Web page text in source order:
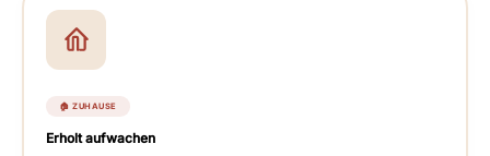
🏠 ZUHAUSE
Erholt aufwachen